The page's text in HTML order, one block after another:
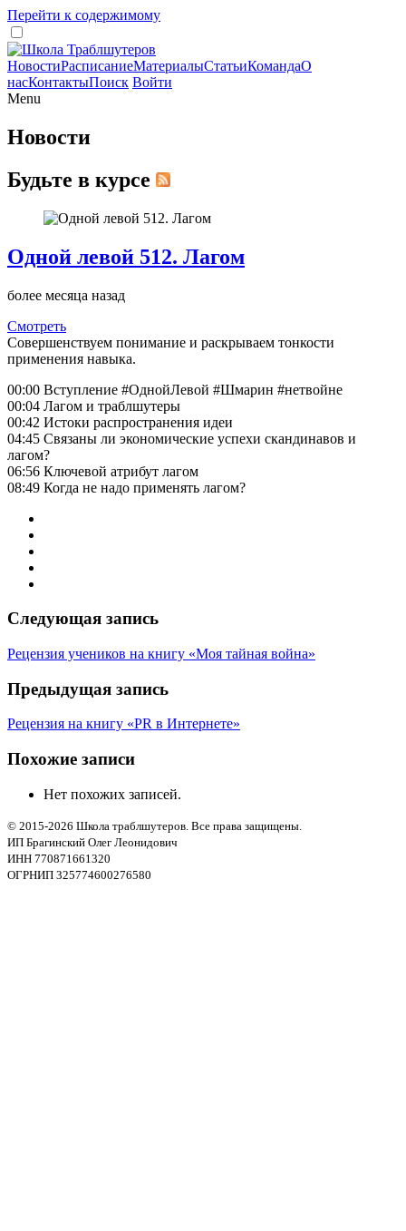
Перейти к содержимому
НовостиРасписаниеМатериалыСтатьиКомандаО
насКонтактыПоиск Войти
Menu
Новости
Будьте в курсе
Одной левой 512. Лагом
более месяца назад
Смотреть
Совершенствуем понимание и раскрываем тонкости
применения навыка.
00:00 Вступление #ОднойЛевой #Шмарин #нетвойне
00:04 Лагом и траблшутеры
00:42 Истоки распространения идеи
04:45 Связаны ли экономические успехи скандинавов и
лагом?
06:56 Ключевой атрибут лагом
08:49 Когда не надо применять лагом?
Следующая запись
Рецензия учеников на книгу «Моя тайная война»
Предыдущая запись
Рецензия на книгу «PR в Интернете»
Похожие записи
Нет похожих записей.
© 2015-2026 Школа траблшутеров. Все права защищены.
ИП Брагинский Олег Леонидович
ИНН 770871661320
ОГРНИП 325774600276580